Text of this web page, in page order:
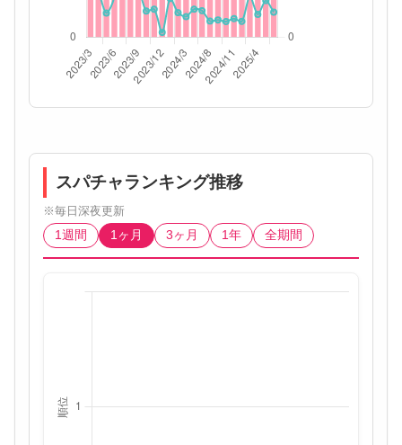
スパチャランキング推移
※毎日深夜更新
1週間
1ヶ月 3ヶ月 1年 全期間